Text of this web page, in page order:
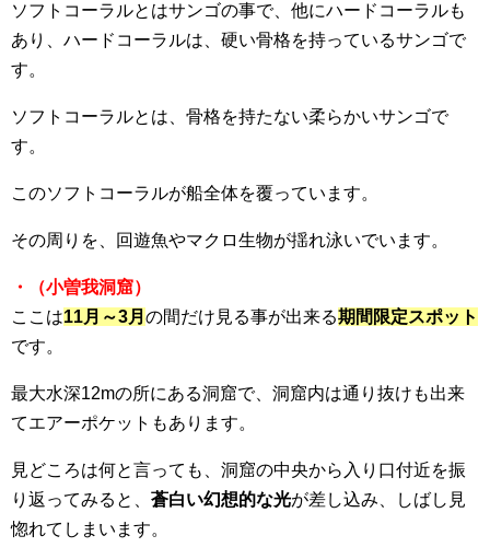
ソフトコーラルとはサンゴの事で、他にハードコーラルも
あり、ハードコーラルは、硬い骨格を持っているサンゴで
す。
ソフトコーラルとは、骨格を持たない柔らかいサンゴで
す。
このソフトコーラルが船全体を覆っています。
その周りを、回遊魚やマクロ生物が揺れ泳いでいます。
・（小曽我洞窟）
ここは11月～3月 の間だけ見る事が出来る期間限定スポット
です。
最大水深12mの所にある洞窟で、洞窟内は通り抜けも出来
てエアーポケットもあります。
見どころは何と言っても、洞窟の中央から入り口付近を振
り返ってみると、 蒼白い幻想的な光が差し込み、しばし見
惚れてしまいます。